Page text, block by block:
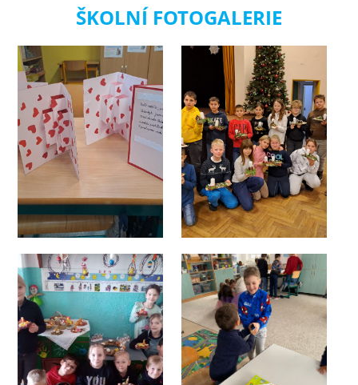
ŠKOLNÍ FOTOGALERIE